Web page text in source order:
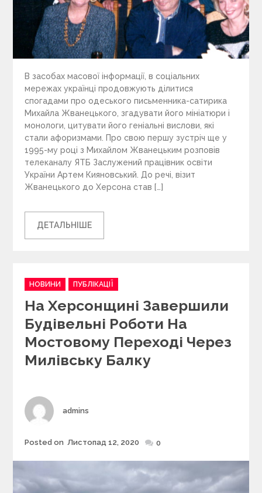
В засобах масової інформації, в соціальних
мережах українці продовжують ділитися
спогадами про одеського письменника-сатирика
Михайла Жванецького, згадувати його мініатюри і
монологи, цитувати його геніальні вислови, які
стали афоризмами. Про свою першу зустріч ще у
1995-му році з Михайлом Жванецьким розповів
телеканалу ЯТБ Заслужений працівник освіти
України Артем Кияновський. До речі, візит
Жванецького до Херсона став […]
ДЕТАЛЬНІШЕ
C
a
e
g
o
r
i
НОВИНИ ПУБЛІКАЦІЇ
На Херсонщині Завершили
Будівельні Роботи На
Мостовому Переході Через
Милівську Балку
Author
admins
Posted
Posted on Листопад 12, 2020 0